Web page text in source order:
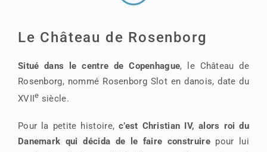
Le Château de Rosenborg
Situé dans le centre de Copenhague, le Château de
Rosenborg, nommé Rosenborg Slot en danois, date du
XVIIe siècle.
Pour la petite histoire,c’est Christian IV, alors roi du
Danemark qui décida de le faire construirepour lui